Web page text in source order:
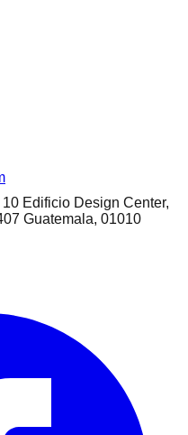
Edificio Design Center,
Guatemala, 01010